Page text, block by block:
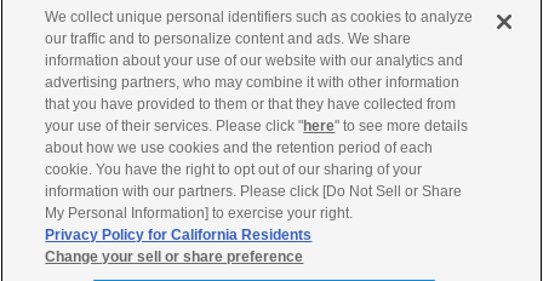
アクセシビリティ方針
古物営業法に基づく表示
お問合せ
We collect unique personal identifiers such as cookies to analyze
our traffic and to personalize content and ads. We share
information about your use of our website with our analytics and
advertising partners, who may combine it with other information
that you have provided to them or that they have collected from
your use of their services. Please click "here" to see more details
about how we use cookies and the retention period of each
cookie. You have the right to opt out of our sharing of your
information with our partners. Please click [Do Not Sell or Share
My Personal Information] to exercise your right.
Privacy Policy for California Residents
Change your sell or share preference